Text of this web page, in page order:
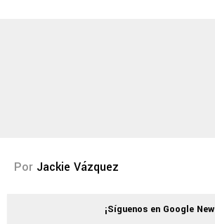
Por Jackie Vázquez
¡Síguenos en Google